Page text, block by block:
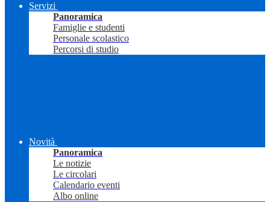
Servizi
Panoramica
Famiglie e studenti
Personale scolastico
Percorsi di studio
Novità
Panoramica
Le notizie
Le circolari
Calendario eventi
Albo online